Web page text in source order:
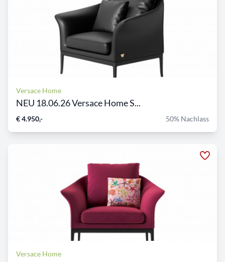
Versace Home
NEU 18.06.26 Versace Home S...
€ 4.950,- 50% Nachlass
Versace Home